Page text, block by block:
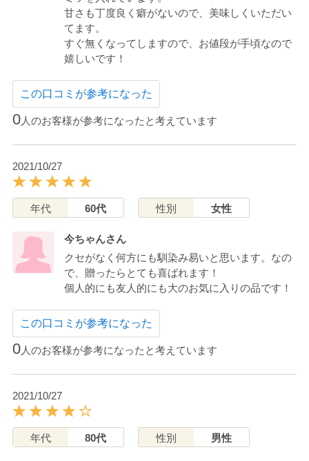
甘さも丁度良く癖がないので、美味しくいただい
てます。
すぐ無くなってしますので、お値段が手頃なので
嬉しいです！
この口コミが参考になった
0人のお客様が参考になったと考えています
2021/10/27
年代 60代 性別 女性
今ちゃんさん
クセがなく何方にも馴染み易いと思います。なの
で、贈ったらとても喜ばれます！
個人的にも友人的にも大のお気に入りの品です！
この口コミが参考になった
0人のお客様が参考になったと考えています
2021/10/27
年代 80代 性別 男性